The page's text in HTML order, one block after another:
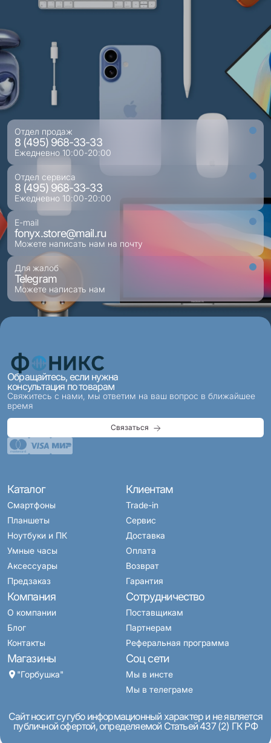
Отдел продаж
8 (495) 968-33-33
Ежедневно 10:00-20:00
Отдел сервиса
8 (495) 968-33-33
Ежедневно 10:00-20:00
E-mail
fonyx.store@mail.ru
Можете написать нам на почту
Для жалоб
Telegram
Можете написать нам
Обращайтесь, если нужна
консультация по товарам
Свяжитесь с нами, мы ответим на ваш вопрос в ближайшее
время
Связаться
Каталог
Смартфоны
Планшеты
Ноутбуки и ПК
Умные часы
Аксессуары
Предзаказ
Клиентам
Trade-in
Сервис
Доставка
Оплата
Возврат
Гарантия
Компания
О компании
Блог
Контакты
Магазины
"Горбушка"
Сотрудничество
Поставщикам
Партнерам
Реферальная программа
Соц сети
Мы в инсте
Мы в телеграме
Сайт носит сугубо информационный характер и не является
публичной офертой, определяемой Статьей 437 (2) ГК РФ